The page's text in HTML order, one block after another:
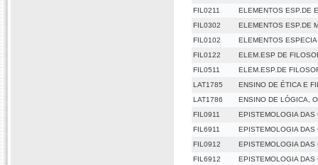
FIL0211
ELEMENTOS ESP.DE
FIL0302
ELEMENTOS ESP.DE
FIL0102
ELEMENTOS
FIL0122
ELEM.ESP DE
FIL0511
ELEM.ESP.DE
LAT1785
ENSINO DE ÉTICA E
LAT1786
ENSINO DE LÓGICA,
FIL0911
EPISTEMOLOGIA DAS
FIL6911
EPISTEMOLOGIA DAS
FIL0912
EPISTEMOLOGIA DAS
FIL6912
EPISTEMOLOGIA DAS